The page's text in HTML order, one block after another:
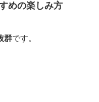
めの楽しみ方
群です。